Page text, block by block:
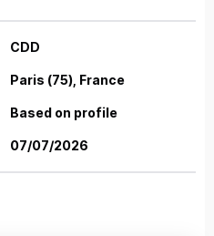
CDD
Paris (75), France
Based on profile
07/07/2026